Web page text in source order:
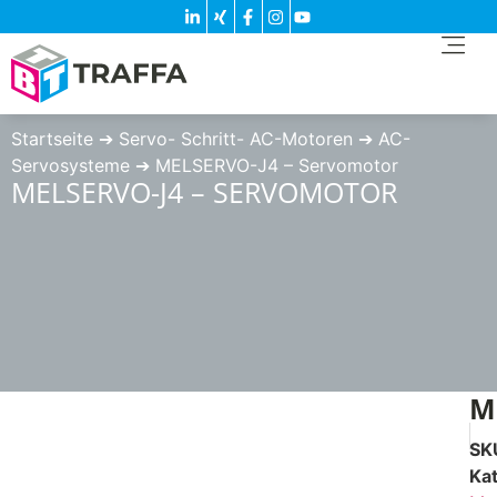
Startseite ➔ Servo- Schritt- AC-Motoren ➔ AC-
Servosysteme ➔ MELSERVO-J4 – Servomotor
MELSERVO-J4 – SERVOMOTOR